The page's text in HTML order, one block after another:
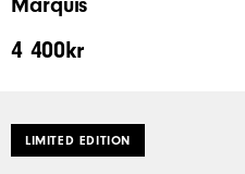
4 400kr
LIMITED EDITION